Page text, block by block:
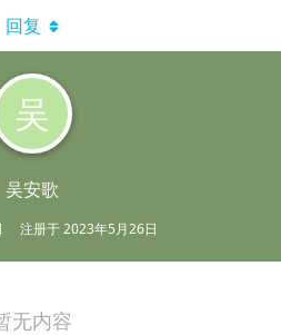
吴
吴安歌
注册于2023年5月26日
回复
无内容